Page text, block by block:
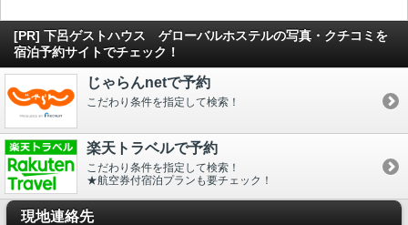
[PR] 下呂ゲストハウス ゲローバルホステルの写真・クチコミを
宿泊予約サイトでチェック！
じゃらんnetで予約
こだわり条件を指定して検索！
楽天トラベルで予約
こだわり条件を指定して検索！
★航空券付宿泊プランも要チェック！
現地連絡先